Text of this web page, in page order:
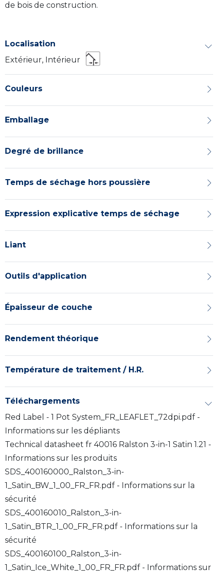
de bois de construction.
Localisation
Extérieur, Intérieur
Couleurs
Emballage
Degré de brillance
Temps de séchage hors poussière
Expression explicative temps de séchage
Liant
Outils d'application
Épaisseur de couche
Rendement théorique
Température de traitement / H.R.
Téléchargements
Red Label - 1 Pot System_FR_LEAFLET_72dpi.pdf -
Informations sur les dépliants
Technical datasheet fr 40016 Ralston 3-in-1 Satin 1.21 -
Informations sur les produits
SDS_400160000_Ralston_3-in-
1_Satin_BW_1_00_FR_FR.pdf - Informations sur la
sécurité
SDS_400160010_Ralston_3-in-
1_Satin_BTR_1_00_FR_FR.pdf - Informations sur la
sécurité
SDS_400160100_Ralston_3-in-
1_Satin_Ice_White_1_00_FR_FR.pdf - Informations sur